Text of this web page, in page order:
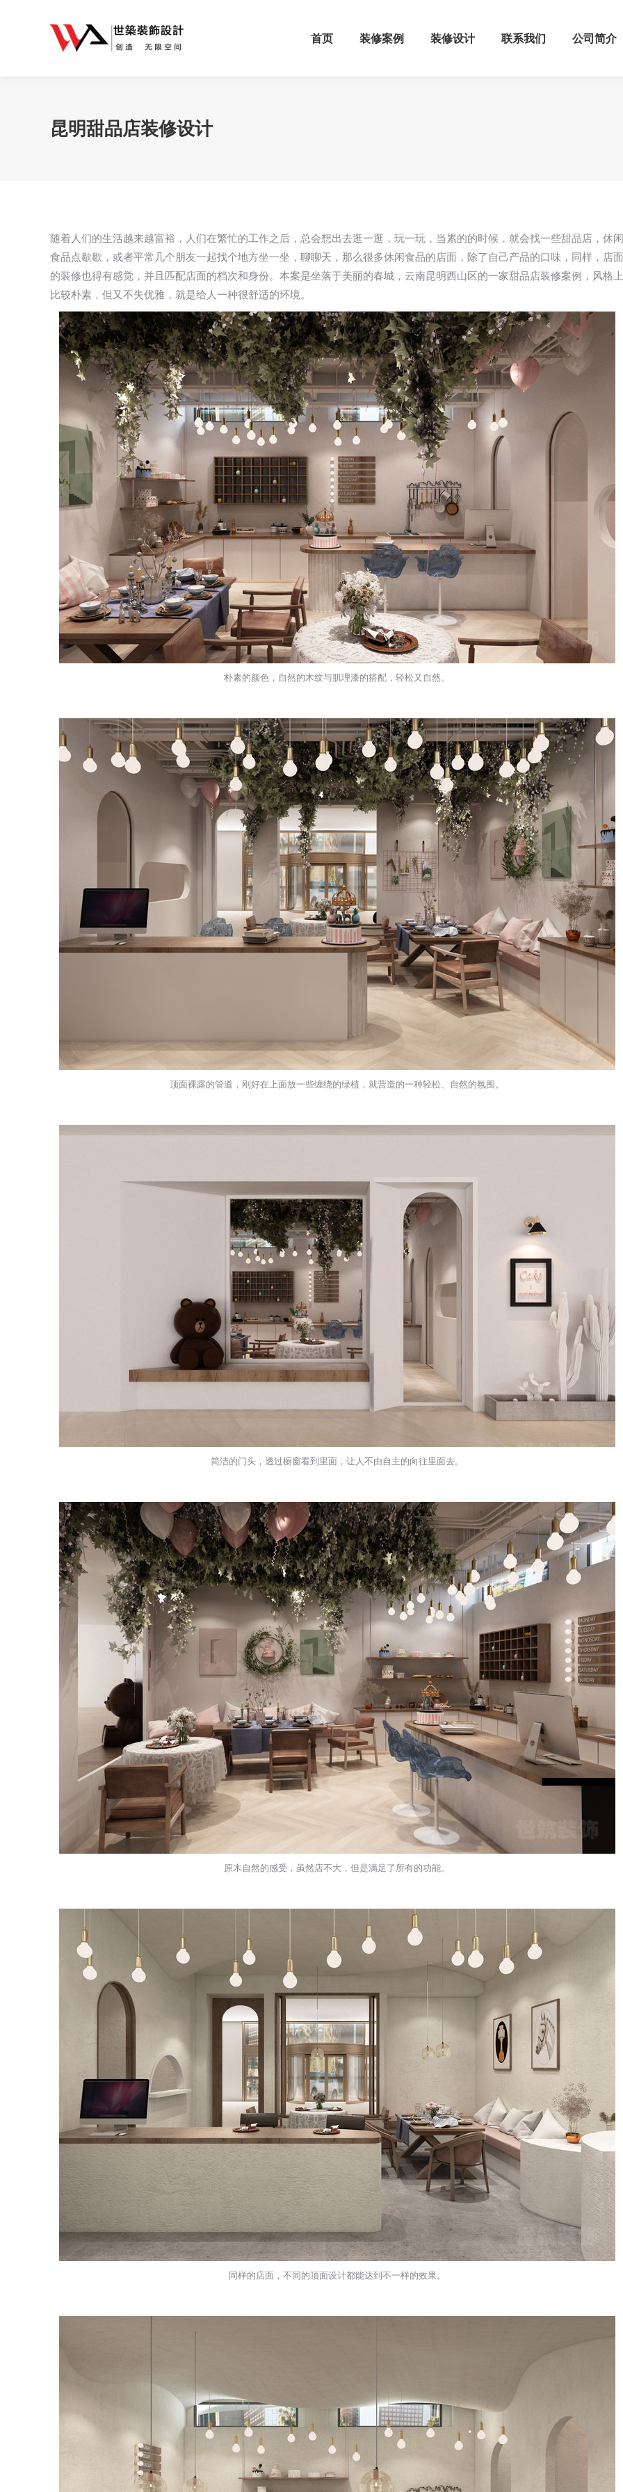
首页 装修案例 装修设计 联系我们 公司简介
昆明甜品店装修设计
随着人们的生活越来越富裕，人们在繁忙的工作之后，总会想出去逛一逛，玩一玩，当累的的时候，就会找一些甜品店，休闲
食品点歇歇，或者平常几个朋友一起找个地方坐一坐，聊聊天，那么很多休闲食品的店面，除了自己产品的口味，同样，店面
的装修也得有感觉，并且匹配店面的档次和身份。本案是坐落于美丽的春城，云南昆明西山区的一家甜品店装修案例，风格上
比较朴素，但又不失优雅，就是给人一种很舒适的环境。
朴素的颜色，自然的木纹与肌理漆的搭配，轻松又自然。
顶面裸露的管道，刚好在上面放一些缠绕的绿植，就营造的一种轻松、自然的氛围。
简洁的门头，透过橱窗看到里面，让人不由自主的向往里面去。
原木自然的感受，虽然店不大，但是满足了所有的功能。
同样的店面，不同的顶面设计都能达到不一样的效果。